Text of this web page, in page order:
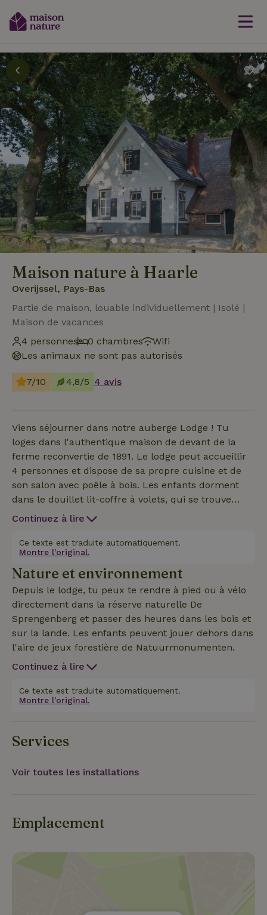
Maison nature à Haarle
Overijssel, Pays-Bas
Partie de maison, louable individuellement | Isolé |
Maison de vacances
4 personnes
0 chambres
Wifi
Les animaux ne sont pas autorisés
7/10 4,8/5 4 avis
Viens séjourner dans notre auberge Lodge ! Tu
loges dans l'authentique maison de devant de la
ferme reconvertie de 1891. Le lodge peut accueillir
4 personnes et dispose de sa propre cuisine et de
son salon avec poêle à bois. Les enfants dorment
dans le douillet lit-coffre à volets, qui se trouve
dans la chambre des parents. Imagine-toi de retour
1891 et a été restaurée avec style, en préservant les
détails et les fermes anciennes. L'auberge dispose
d'un salon confortable avec une cheminée ouverte,
d'une kitchenette de luxe, d'une table à manger et
de toilettes séparées. Blottis-toi sur le canapé avec
une couverture ou glisse-toi dans le fauteuil à
bascule près du poêle à bois. Joue à un jeu de
société ou lis un bon livre. Pour ceux qui ne
télévision intelligente. C'est ici que le passé et le
présent se rejoignent et que tu peux complètement
te détendre.
Continuez à lire
Ce texte est traduite automatiquement.
Montre l'original.
Nature et environnement
Depuis le lodge, tu peux te rendre à pied ou à vélo
directement dans la réserve naturelle De
Sprengenberg et passer des heures dans les bois et
sur la lande. Les enfants peuvent jouer dehors dans
l'aire de jeux forestière de Natuurmonumenten.
Continuez à lire
Ce texte est traduite automatiquement.
Montre l'original.
Services
Voir toutes les installations
Emplacement